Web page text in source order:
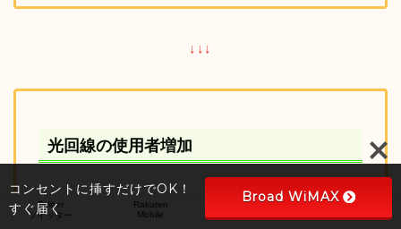
↓↓↓
光回線の使用者増加
Twitter
ツイッター
Rakuten
Mobile
Wi-Fi
HOME
コンセントに挿すだけでOK！
すぐ届く
Broad WiMAX